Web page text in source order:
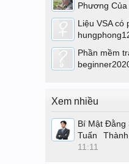
Phương Của
Liệu VSA có
Phần mềm
Xem nhiều
Bí Mật Đằng
Tuấn Thành
11:11